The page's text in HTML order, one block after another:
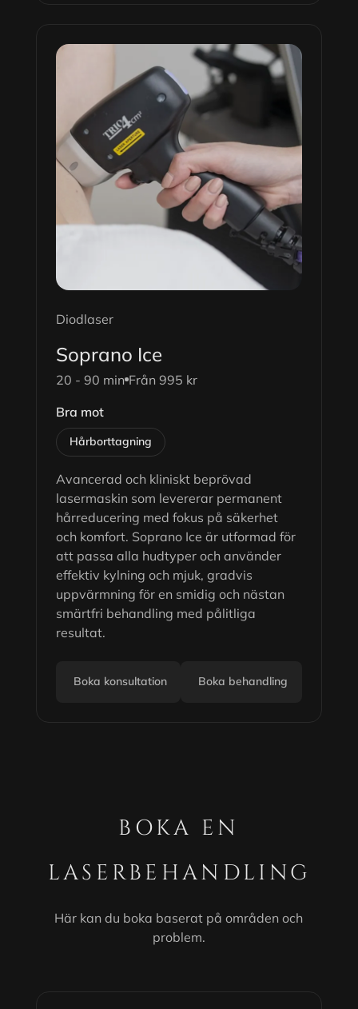
Diodlaser
Soprano Ice
20 - 90 min Från 995 kr
Bra mot
Hårborttagning
Avancerad och kliniskt beprövad
lasermaskin som levererar permanent
hårreducering med fokus på säkerhet
och komfort. Soprano Ice är utformad för
att passa alla hudtyper och använder
effektiv kylning och mjuk, gradvis
uppvärmning för en smidig och nästan
smärtfri behandling med pålitliga
resultat.
Boka konsultation Boka behandling
BOKA EN
LASERBEHANDLING
Här kan du boka baserat på områden och
problem.